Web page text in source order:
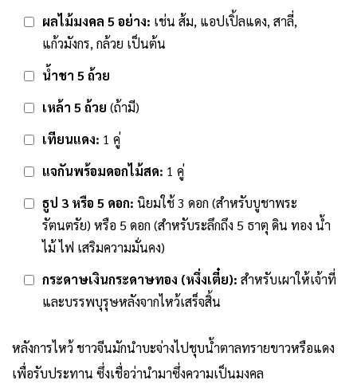
ผลไม้มงคล 5 อย่าง: เช่น ส้ม, แอปเปิ้ลแดง, สาลี่,
แก้วมังกร, กล้วย เป็นต้น
น้ำชา 5 ถ้วย
เหล้า 5 ถ้วย (ถ้ามี)
เทียนแดง: 1 คู่
แจกันพร้อมดอกไม้สด: 1 คู่
ธูป 3 หรือ 5 ดอก: นิยมใช้ 3 ดอก (สำหรับบูชาพระ
รัตนตรัย) หรือ 5 ดอก (สำหรับระลึกถึง 5 ธาตุ ดิน ทอง น้ำ
ไม้ ไฟ เสริมความมั่นคง)
กระดาษเงินกระดาษทอง (หงึ่งเตี๋ย): สำหรับเผาให้เจ้าที่
และบรรพบุรุษหลังจากไหว้เสร็จสิ้น
หลังการไหว้ ชาวจีนมักนำบะจ่างไปชุบน้ำตาลทรายขาวหรือแดง
เพื่อรับประทาน ซึ่งเชื่อว่านำมาซึ่งความเป็นมงคล